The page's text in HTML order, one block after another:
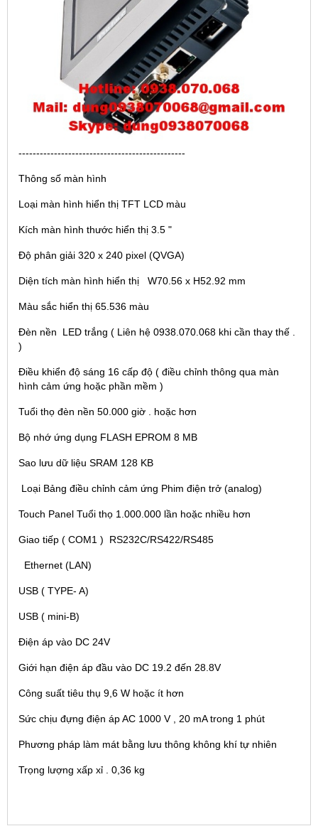
-----------------------------------------------
Thông số màn hình
Loại màn hình hiển thị TFT LCD màu
Kích màn hình thước hiển thị 3.5 "
Độ phân giải 320 x 240 pixel (QVGA)
Diện tích màn hình hiển thị W70.56 x H52.92 mm
Màu sắc hiển thị 65.536 màu
Đèn nền LED trắng ( Liên hệ 0938.070.068 khi cần thay thế .
)
Điều khiển độ sáng 16 cấp độ ( điều chỉnh thông qua màn
hình cảm ứng hoặc phần mềm )
Tuổi thọ đèn nền 50.000 giờ . hoặc hơn
Bộ nhớ ứng dụng FLASH EPROM 8 MB
Sao lưu dữ liệu SRAM 128 KB
Loại Bảng điều chỉnh cảm ứng Phim điện trở (analog)
Touch Panel Tuổi thọ 1.000.000 lần hoặc nhiều hơn
Giao tiếp ( COM1 ) RS232C/RS422/RS485
Ethernet (LAN)
USB ( TYPE- A)
USB ( mini-B)
Điện áp vào DC 24V
Giới hạn điện áp đầu vào DC 19.2 đến 28.8V
Công suất tiêu thụ 9,6 W hoặc ít hơn
Sức chịu đựng điện áp AC 1000 V , 20 mA trong 1 phút
Phương pháp làm mát bằng lưu thông không khí tự nhiên
Trọng lượng xấp xỉ . 0,36 kg